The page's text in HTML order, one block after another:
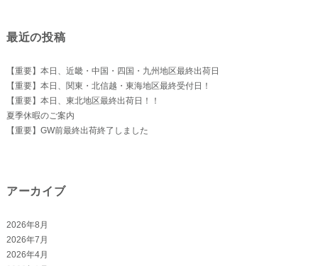
最近の投稿
【重要】本日、近畿・中国・四国・九州地区最終出荷日
【重要】本日、関東・北信越・東海地区最終受付日！
【重要】本日、東北地区最終出荷日！！
夏季休暇のご案内
【重要】GW前最終出荷終了しました
アーカイブ
2026年8月
2026年7月
2026年4月